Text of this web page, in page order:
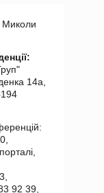
Миколи
14а,
92 39,